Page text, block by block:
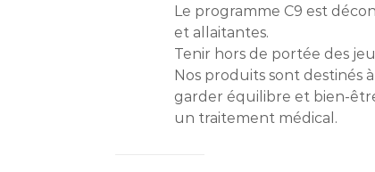
Le programme C9 est
et allaitantes.
Tenir hors de portée des
Nos produits sont destinés
garder équilibre et bien-
un traitement médical.